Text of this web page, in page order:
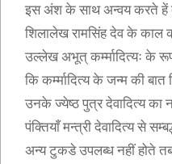
इस अंश के साथ अन्वय करते हें
शिलालेख रामसिंह देव के काल
उल्लेख अभूत् कर्म्मादित्यः के
कि कर्म्मादित्य के जन्म की
उनके ज्येष्ठ पुत्र देवादित्य का
पंक्तियाँ मन्त्री देवादित्य से
अन्य टुकडे उपलब्ध नहीं होते